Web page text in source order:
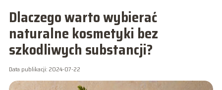
Dlaczego warto wybierać
naturalne kosmetyki bez
szkodliwych substancji?
Data publikacji: 2024-07-22